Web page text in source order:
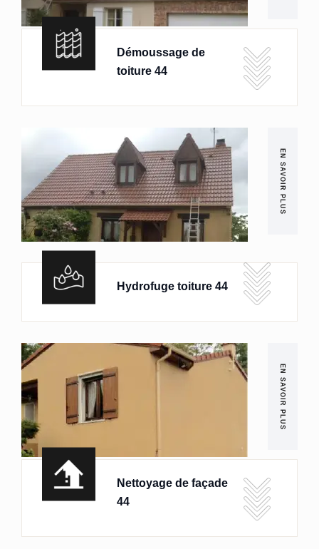
Démoussage de
toiture 44
EN SAVOIR PLUS
Hydrofuge toiture 44
EN SAVOIR PLUS
Nettoyage de façade
44